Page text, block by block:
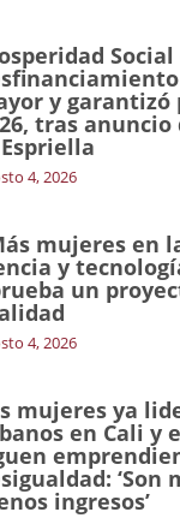
y garantizó
tras
4, 2026
mujeres en
y
un
4, 2026
mujeres ya
en Cali y
‘Son
ingresos’